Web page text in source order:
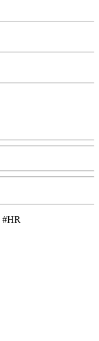
#HR